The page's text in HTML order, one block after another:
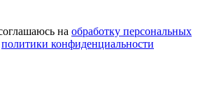
на обработку персональных
политики конфиденциальности